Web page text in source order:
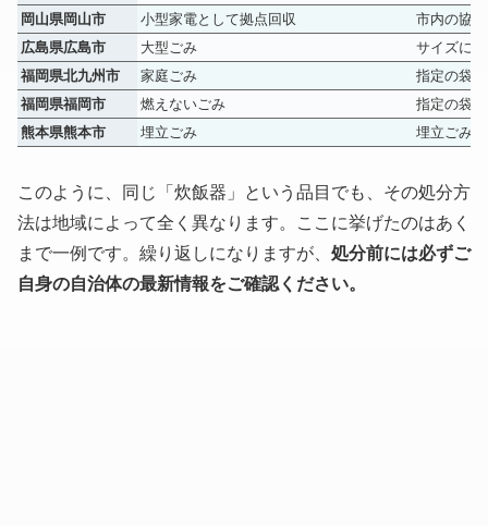
岡山県岡山市 小型家電として拠点回収
市内の協
広島県広島市
大型ごみ
サイズに
福岡県北九州市
家庭ごみ
指定の袋
福岡県福岡市
燃えないごみ
指定の袋
熊本県熊本市
埋立ごみ 埋立ごみ
このように、同じ「炊飯器」という品目でも、その処分方
法は地域によって全く異なります。ここに挙げたのはあく
まで一例です。繰り返しになりますが、 処分前には必ずご
自身の自治体の最新情報をご確認ください。